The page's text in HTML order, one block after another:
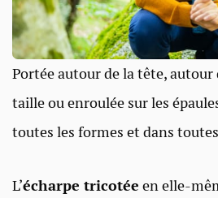
Portée autour de la tête, autour
taille ou enroulée sur les
toutes les formes et dans
L’écharpe tricotée en elle-